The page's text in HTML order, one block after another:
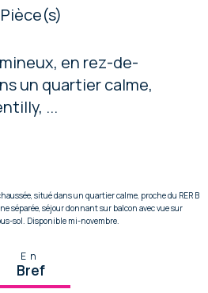
Pièce(s)
en rez-de-
un quartier calme,
...
situé dans un quartier calme, proche du RER B
séparée, séjour donnant sur balcon avec vue sur
sol. Disponible mi-novembre.
En
Bref